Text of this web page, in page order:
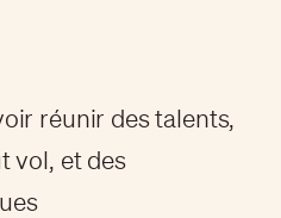
réunir des talents,
vol, et des